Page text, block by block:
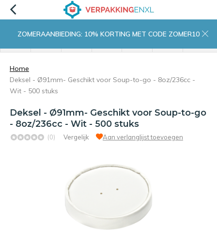
ZOMERAANBIEDING: 10% KORTING MET CODE ZOMER10
Home
Deksel - Ø91mm- Geschikt voor Soup-to-go - 8oz/236cc -
Wit - 500 stuks
Deksel - Ø91mm- Geschikt voor Soup-to-go
- 8oz/236cc - Wit - 500 stuks
(0) Vergelijk Aan verlanglijst toevoegen